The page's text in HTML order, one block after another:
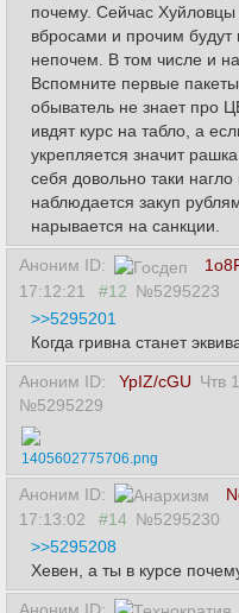
почему. Сейчас
вбросами и прочим будут
непочем. В том числе и
Вспомните первые
обыватель не знает про
ивдят курс на табло, а
укрепляется значит
себя довольно таки
наблюдается закуп
нарывается на санкции.
Аноним ID:
17:12:21
#12 №5295223
>>5295201
Когда гривна станет
Аноним ID: YpIZ/cGU Чтв
№5295229
1405602775706.png
Аноним ID:
17:13:02
#14 №5295230
>>5295208
Хевен, а ты в курсе